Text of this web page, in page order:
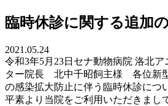
臨時休診に関する追加
2021.05.24
令和3年5月23日セナ動物病院 洛北
ター院長 北中千昭飼主様 各位新
の感染拡大防止に伴う臨時休診につ
平素より当院をご利用いただきまし